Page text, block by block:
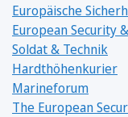
Europäische
European Security
Soldat & Technik
Hardthöhenkurier
Marineforum
The European